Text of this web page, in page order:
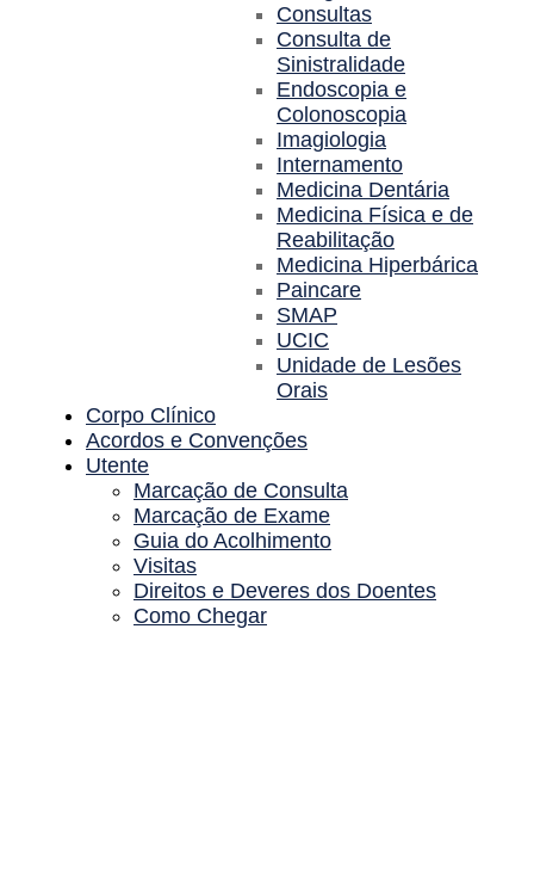
Consultas
Consulta de
Sinistralidade
Endoscopia e
Colonoscopia
Imagiologia
Internamento
Medicina Dentária
Medicina Física e de
Reabilitação
Medicina Hiperbárica
Paincare
SMAP
UCIC
Unidade de Lesões
Orais
Corpo Clínico
Acordos e Convenções
Utente
Marcação de Consulta
Marcação de Exame
Guia do Acolhimento
Visitas
Direitos e Deveres dos Doentes
Como Chegar